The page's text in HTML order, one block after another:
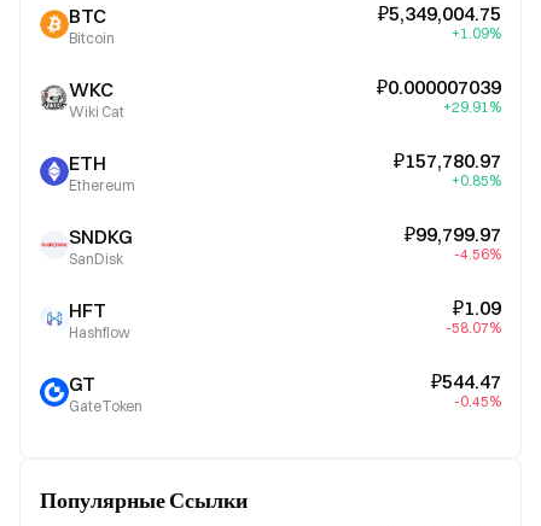
BTC
Bitcoin
₽5,349,004.75
+1.09%
WKC
Wiki Cat
₽0.000007039
+29.91%
ETH
Ethereum
₽157,780.97
+0.85%
SNDKG
SanDisk
₽99,799.97
-4.56%
HFT
Hashflow
₽1.09
-58.07%
GT
GateToken
₽544.47
-0.45%
Популярные Ссылки